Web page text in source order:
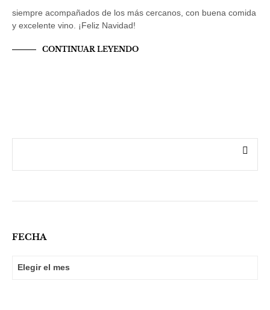
siempre acompañados de los más cercanos, con buena comida
y excelente vino. ¡Feliz Navidad!
CONTINUAR LEYENDO
FECHA